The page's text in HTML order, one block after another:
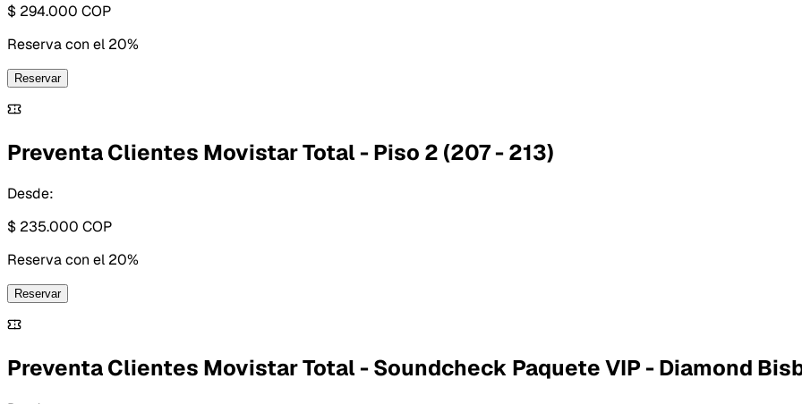
$ 294.000 COP
Reserva con el 20%
Reservar
Preventa Clientes Movistar Total - Piso 2 (207 - 213)
Desde:
$ 235.000 COP
Reserva con el 20%
Reservar
Preventa Clientes Movistar Total - Soundcheck Paquete VIP - Diamond